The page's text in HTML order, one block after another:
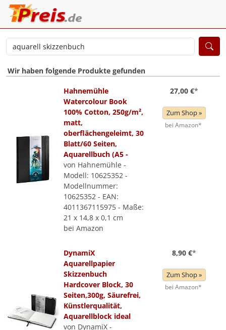
Wir haben folgende Produkte gefunden
Hahnemühle
Watercolour Book
100% Cotton, 250g/m²,
matt,
oberflächengeleimt, 30
Blatt/60 Seiten,
Aquarellbuch (A5 -
von Hahnemühle -
Modell: 10625352 -
Modellnummer:
10625352 - EAN:
4011367115975 - Maße:
21 x 14,8 x 0,1 cm
bei Amazon
27,00 €*
Zum Shop »
bei Amazon*
DynamiX
Aquarellpapier
Skizzenbuch
Hardcover Block, 30
Seiten,300g, Säurefrei,
Künstlerqualität,
Aquarellblock ideal
von DynamiX -
8,90 €*
Zum Shop »
bei Amazon*